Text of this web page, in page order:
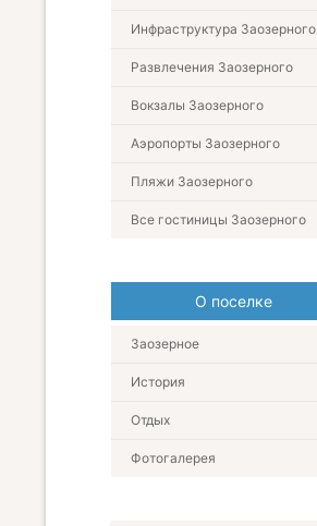
Инфраструктура Заозерного
Развлечения Заозерного
Вокзалы Заозерного
Аэропорты Заозерного
Пляжи Заозерного
Все гостиницы Заозерного
О поселке
Заозерное
История
Отдых
Фотогалерея